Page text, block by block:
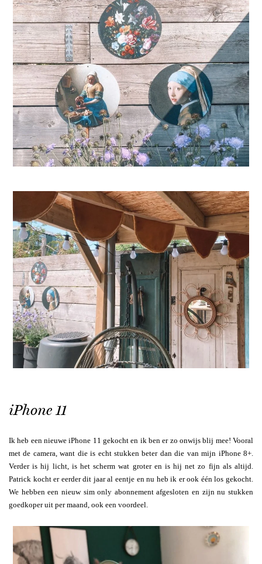
iPhone 11
Ik heb een nieuwe iPhone 11 gekocht en ik ben er zo onwijs blij mee! Vooral
met de camera, want die is echt stukken beter dan die van mijn iPhone 8+.
Verder is hij licht, is het scherm wat groter en is hij net zo fijn als altijd.
Patrick kocht er eerder dit jaar al eentje en nu heb ik er ook één los gekocht.
We hebben een nieuw sim only abonnement afgesloten en zijn nu stukken
goedkoper uit per maand, ook een voordeel.